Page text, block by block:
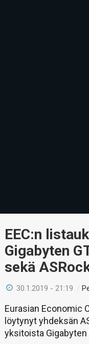
EEC:n
Gigabyten
sekä
30.1.2019 - 21:19 /
Eurasian Economic
löytynyt yhdeksän
yksitoista Gigabyten